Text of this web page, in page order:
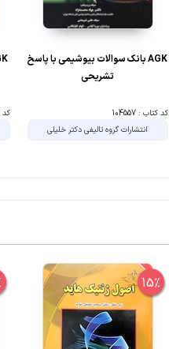
AGK بانک سوالات بیوشیمی با پاسخ
تشریحی
کد کتاب : 104557
انتشارات گروه تالیفی دکتر خلیلی
کد
15%